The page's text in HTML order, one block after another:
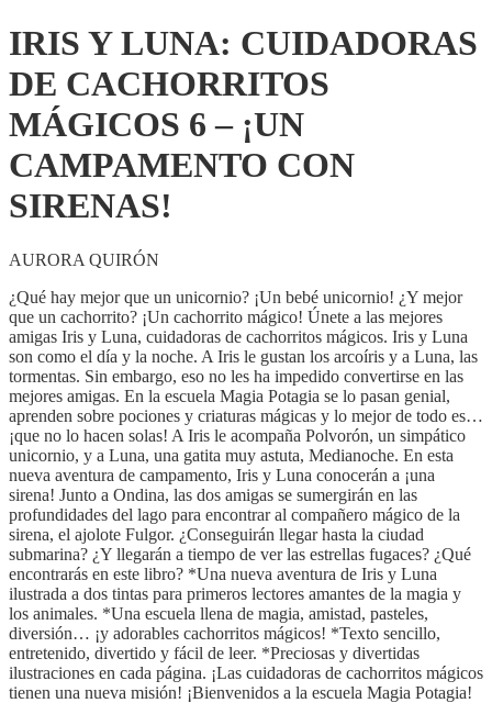
CAMPAMENTO
SIRENAS!
IRIS Y LUNA: CUIDADORAS
DE CACHORRITOS
MÁGICOS 6 – ¡UN
CAMPAMENTO CON
SIRENAS!
AURORA QUIRÓN
¿Qué hay mejor que un unicornio? ¡Un bebé unicornio! ¿Y mejor
que un cachorrito? ¡Un cachorrito mágico! Únete a las mejores
amigas Iris y Luna, cuidadoras de cachorritos mágicos. Iris y Luna
son como el día y la noche. A Iris le gustan los arcoíris y a Luna, las
tormentas. Sin embargo, eso no les ha impedido convertirse en las
mejores amigas. En la escuela Magia Potagia se lo pasan genial,
aprenden sobre pociones y criaturas mágicas y lo mejor de todo es…
¡que no lo hacen solas! A Iris le acompaña Polvorón, un simpático
unicornio, y a Luna, una gatita muy astuta, Medianoche. En esta
nueva aventura de campamento, Iris y Luna conocerán a ¡una
sirena! Junto a Ondina, las dos amigas se sumergirán en las
profundidades del lago para encontrar al compañero mágico de la
sirena, el ajolote Fulgor. ¿Conseguirán llegar hasta la ciudad
submarina? ¿Y llegarán a tiempo de ver las estrellas fugaces? ¿Qué
encontrarás en este libro? *Una nueva aventura de Iris y Luna
ilustrada a dos tintas para primeros lectores amantes de la magia y
los animales. *Una escuela llena de magia, amistad, pasteles,
diversión… ¡y adorables cachorritos mágicos! *Texto sencillo,
entretenido, divertido y fácil de leer. *Preciosas y divertidas
ilustraciones en cada página. ¡Las cuidadoras de cachorritos mágicos
tienen una nueva misión! ¡Bienvenidos a la escuela Magia Potagia!